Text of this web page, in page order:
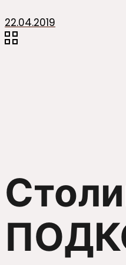
22.04.2019